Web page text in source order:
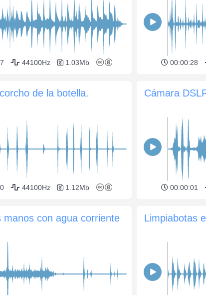
44100Hz 1.03Mb 00:00:28
de la botella.
44100Hz 1.12Mb 00:00:01
manos con agua corriente Limpiabotas